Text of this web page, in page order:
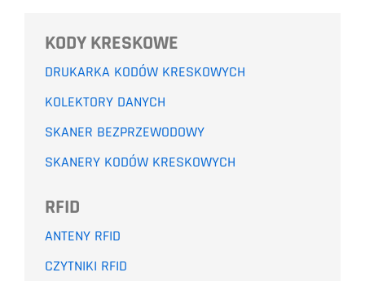
KODY KRESKOWE
DRUKARKA KODÓW KRESKOWYCH
KOLEKTORY DANYCH
SKANER BEZPRZEWODOWY
SKANERY KODÓW KRESKOWYCH
RFID
ANTENY RFID
CZYTNIKI RFID